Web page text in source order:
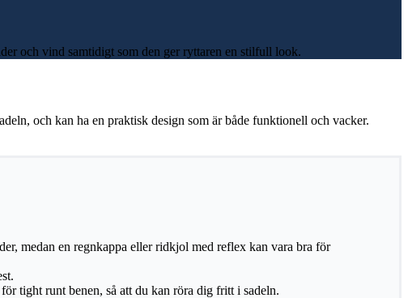
och vind samtidigt som den ger ryttaren en stilfull look.
och kan ha en praktisk design som är både funktionell och vacker.
medan en regnkappa eller ridkjol med reflex kan vara bra för
tight runt benen, så att du kan röra dig fritt i sadeln.